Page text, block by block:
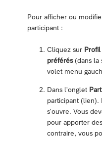
Pour afficher ou
participant :
Cliquez sur Profil
préférés(dans la
volet menu
Dans l'onglet
participant (lien).
s'ouvre. Vous
pour apporter
contraire, vous